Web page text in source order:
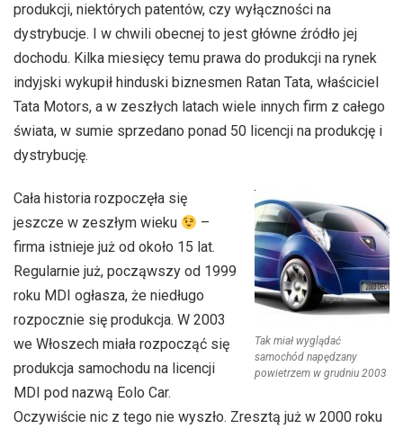
produkcji, niektórych patentów, czy wyłączności na
dystrybucje. I w chwili obecnej to jest główne źródło jej
dochodu. Kilka miesięcy temu prawa do produkcji na rynek
indyjski wykupił hinduski biznesmen Ratan Tata, właściciel
Tata Motors, a w zeszłych latach wiele innych firm z całego
świata, w sumie sprzedano ponad 50 licencji na produkcję i
dystrybucję.
Tak miał wyglądać
samochód napędzany
powietrzem w grudniu 2003
Cała historia rozpoczęła się
jeszcze w zeszłym wieku
–
firma istnieje już od około 15 lat.
Regularnie już, począwszy od 1999
roku MDI ogłasza, że niedługo
rozpocznie się produkcja. W 2003
we Włoszech miała rozpocząć się
produkcja samochodu na licencji
MDI pod nazwą Eolo Car.
Oczywiście nic z tego nie wyszło. Zresztą już w 2000 roku